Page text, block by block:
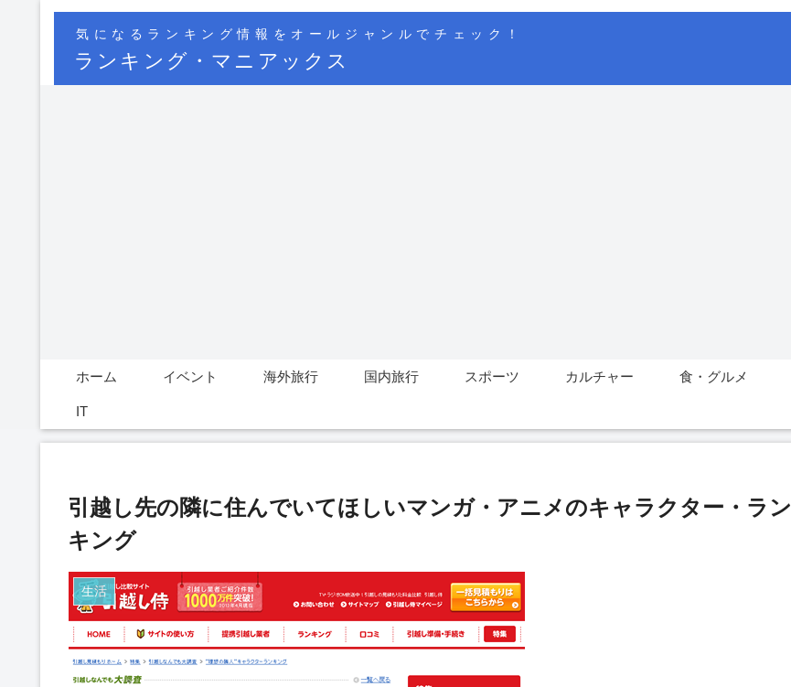
気になるランキング情報をオールジャンルでチェック！
ランキング・マニアックス
ホーム イベント 海外旅行 国内旅行 スポーツ カルチャー 食・グルメ
IT
引越し先の隣に住んでいてほしいマンガ・アニメのキャラクター・ラン
キング
生活